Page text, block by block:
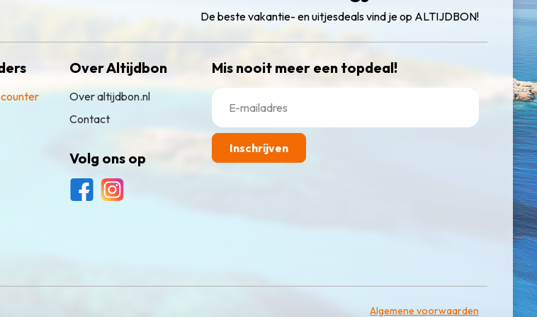
De beste vakantie- en uitjesdeals vind je op ALTIJDBON!
Over Altijdbon
Over altijdbon.nl
Contact
Volg ons op
Mis nooit meer een topdeal!
Inschrijven
Algemene voorwaarden